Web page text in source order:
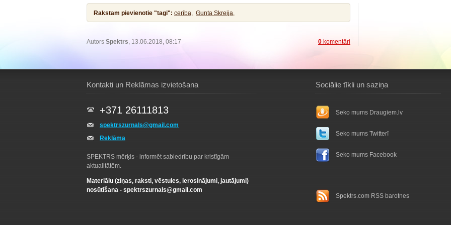
Rakstam pievienotie "tagi": cerība, Gunta Skreija,
Autors Spektrs, 13.06.2018, 08:17 0 komentāri
Kontakti un Reklāmas izvietošana
+371 26111813
spektrszurnals@gmail.com
Reklāma
SPEKTRS mērķis - informēt sabiedrību par kristīgām
aktualitātēm.
Materiālu (ziņas, raksti, vēstules, ierosinājumi, jautājumi)
nosūtīšana - spektrszurnals@gmail.com
Sociālie tīkli un saziņa
Seko mums Draugiem.lv
Seko mums Twitterī
Seko mums Facebook
Spektrs.com RSS barotnes